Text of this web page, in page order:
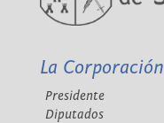
La Corporación
Presidente
Diputados